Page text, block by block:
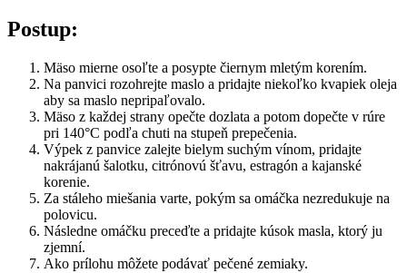
Postup:
Mäso mierne osoľte a posypte čiernym mletým korením.
Na panvici rozohrejte maslo a pridajte niekoľko kvapiek oleja
aby sa maslo nepripaľovalo.
Mäso z každej strany opečte dozlata a potom dopečte v rúre
pri 140°C podľa chuti na stupeň prepečenia.
Výpek z panvice zalejte bielym suchým vínom, pridajte
nakrájanú šalotku, citrónovú šťavu, estragón a kajanské
korenie.
Za stáleho miešania varte, pokým sa omáčka nezredukuje na
polovicu.
Následne omáčku preceďte a pridajte kúsok masla, ktorý ju
zjemní.
Ako prílohu môžete podávať pečené zemiaky.